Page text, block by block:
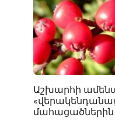
Աշխարհի
մահացածներին